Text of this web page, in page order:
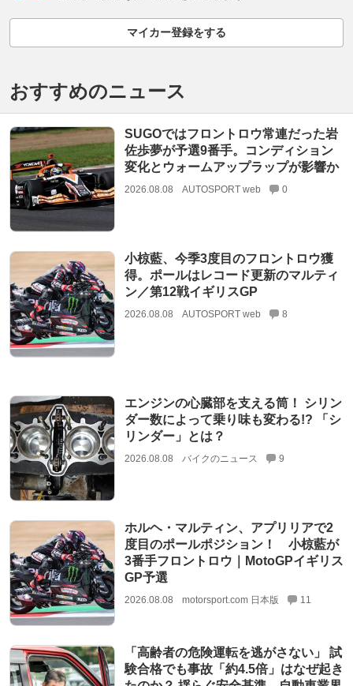
マイカー登録をする
おすすめのニュース
SUGOではフロントロウ常連だった岩
佐歩夢が予選9番手。コンディション
変化とウォームアップラップが影響か
2026.08.08 AUTOSPORT web 0
小椋藍、今季3度目のフロントロウ獲
得。ポールはレコード更新のマルティ
ン／第12戦イギリスGP
2026.08.08 AUTOSPORT web 8
エンジンの心臓部を支える筒！ シリン
ダー数によって乗り味も変わる!? 「シ
リンダー」とは？
2026.08.08 バイクのニュース 9
ホルヘ・マルティン、アプリリアで2
度目のポールポジション！ 小椋藍が
3番手フロントロウ｜MotoGPイギリス
GP予選
2026.08.08 motorsport.com 日本版 11
「高齢者の危険運転を逃がさない」 試
験合格でも事故「約4.5倍」はなぜ起き